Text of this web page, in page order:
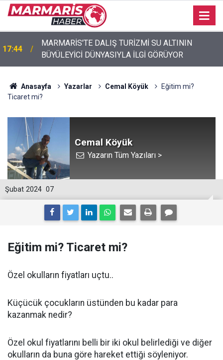
17:40
Akyaka’da engelli vatandaş plaja girebilmek için
emeklemek zorunda kaldı
Anasayfa Yazarlar Cemal Köyük
Eğitim mi?
Ticaret mi?
Cemal Köyük
Yazarın Tüm Yazıları >
07
Şubat 2024
Eğitim mi? Ticaret mi?
Özel okulların fiyatları uçtu..
Küçücük çocukların üstünden bu kadar para
kazanmak nedir?
Özel okul fiyatlarını belli bir iki okul belirlediği ve diğer
okulların da buna göre hareket ettiği söyleniyor.